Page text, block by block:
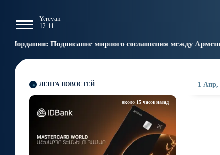
Yerevan
12:11
мирного соглашения между Арменией и
ЛЕНТА НОВОСТЕЙ
около 15 часов назад
1 Апр,